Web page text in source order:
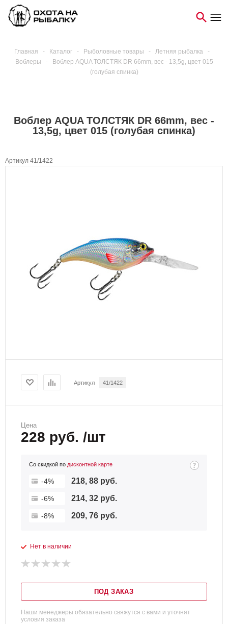
Главная - Каталог - Рыболовные товары - Летняя рыбалка
-
Воблеры
-
Воблер AQUA ТОЛСТЯК DR 66mm, вес - 13,5g, цвет 015
(голубая спинка)
Воблер AQUA ТОЛСТЯК DR 66mm, вес -
13,5g, цвет 015 (голубая спинка)
Артикул 41/1422
Артикул 41/1422
Цена
228 руб. /шт
Со скидкой по дисконтной карте
-4% 218, 88 руб.
-6% 214, 32 руб.
-8% 209, 76 руб.
Нет в наличии
ПОД ЗАКАЗ
Наши менеджеры обязательно свяжутся с вами и уточнят
условия заказа